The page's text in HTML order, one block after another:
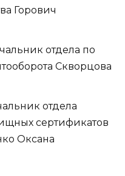
Горович
отдела по
Скворцова
отдела
сертификатов
Оксана